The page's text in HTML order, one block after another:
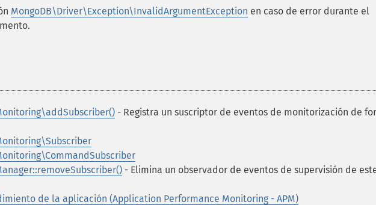
MongoDB\Driver\Exception\InvalidArgumentException en caso de error durante el
- Registra un suscriptor de eventos de monitorización de
- Elimina un observador de eventos de supervisión de
de la aplicación (Application Performance Monitoring - APM)